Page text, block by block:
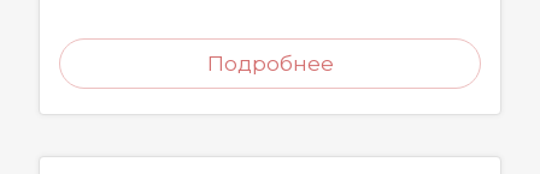
Подробнее